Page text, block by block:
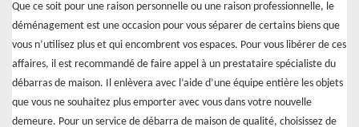
Que ce soit pour une raison personnelle ou une raison professionnelle, le
déménagement est une occasion pour vous séparer de certains biens que
vous n’utilisez plus et qui encombrent vos espaces. Pour vous libérer de ces
affaires, il est recommandé de faire appel à un prestataire spécialiste du
débarras de maison. Il enlèvera avec l’aide d’une équipe entière les objets
que vous ne souhaitez plus emporter avec vous dans votre nouvelle
demeure. Pour un service de débarra de maison de qualité, choisissez de